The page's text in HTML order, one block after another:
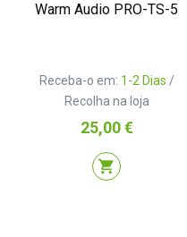
Warm Audio PRO-TS-5
Receba-o em: 1-2 Dias /
Recolha na loja
Preço
25,00 €
shopping_cart